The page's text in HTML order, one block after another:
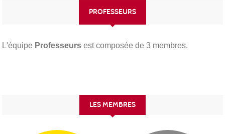
PROFESSEURS
L'équipe Professeurs est composée de 3 membres.
LES MEMBRES